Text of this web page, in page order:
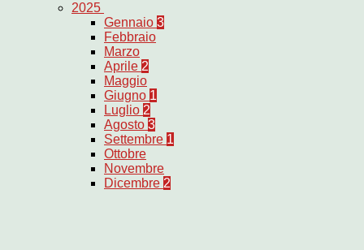
2025
Gennaio 3
Febbraio
Marzo
Aprile 2
Maggio
Giugno 1
Luglio 2
Agosto 3
Settembre 1
Ottobre
Novembre
Dicembre 2